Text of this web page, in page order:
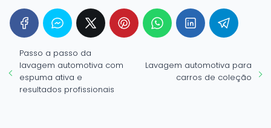
Passo a passo da
lavagem automotiva com
espuma ativa e
resultados profissionais
Lavagem automotiva para
carros de coleção